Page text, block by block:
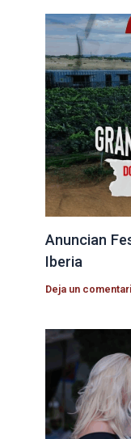
Anuncian
Iberia
Deja un